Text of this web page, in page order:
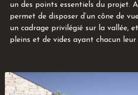
un des points essentiels du projet.
permet de disposer d’un cône de
un cadrage privilégié sur la vallée,
pleins et de vides ayant chacun